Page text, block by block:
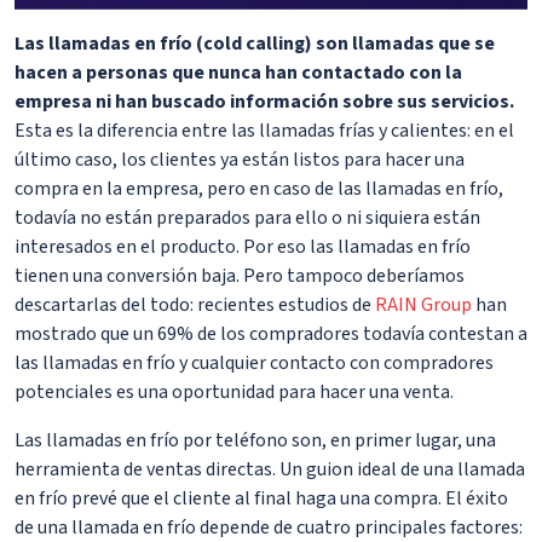
Las llamadas en frío (cold calling) son llamadas que se
hacen a personas que nunca han contactado con la
empresa ni han buscado información sobre sus servicios.
Esta es la diferencia entre las llamadas frías y calientes: en el
último caso, los clientes ya están listos para hacer una
compra en la empresa, pero en caso de las llamadas en frío,
todavía no están preparados para ello o ni siquiera están
interesados en el producto. Por eso las llamadas en frío
tienen una conversión baja. Pero tampoco deberíamos
descartarlas del todo: recientes estudios de RAIN Group han
mostrado que un 69% de los compradores todavía contestan a
las llamadas en frío y cualquier contacto con compradores
potenciales es una oportunidad para hacer una venta.
Las llamadas en frío por teléfono son, en primer lugar, una
herramienta de ventas directas. Un guion ideal de una llamada
en frío prevé que el cliente al final haga una compra. El éxito
de una llamada en frío depende de cuatro principales factores: